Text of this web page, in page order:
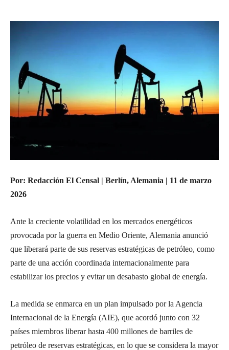
Por: Redacción El Censal | Berlín, Alemania | 11 de marzo
2026
Ante la creciente volatilidad en los mercados energéticos
provocada por la guerra en Medio Oriente, Alemania anunció
que liberará parte de sus reservas estratégicas de petróleo, como
parte de una acción coordinada internacionalmente para
estabilizar los precios y evitar un desabasto global de energía.
La medida se enmarca en un plan impulsado por la Agencia
Internacional de la Energía (AIE), que acordó junto con 32
países miembros liberar hasta 400 millones de barriles de
petróleo de reservas estratégicas, en lo que se considera la mayor